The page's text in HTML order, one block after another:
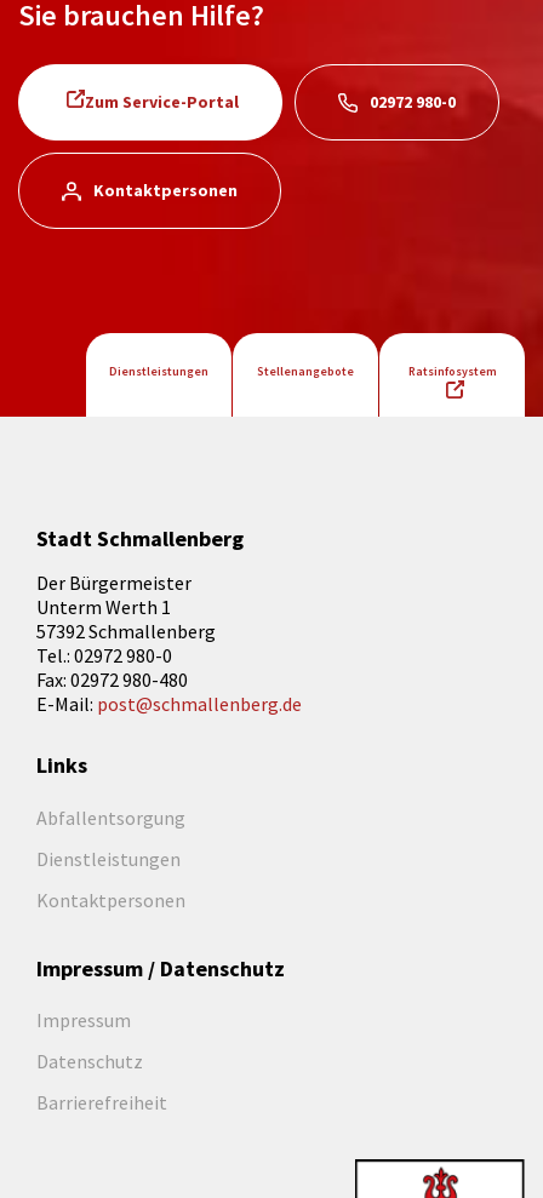
Sie brauchen Hilfe?
Zum Service-Portal 02972 980-0
Kontaktpersonen
Dienstleistungen Stellenangebote Ratsinfosystem
Stadt Schmallenberg
Der Bürgermeister
Unterm Werth 1
57392 Schmallenberg
Tel.: 02972 980-0
Fax: 02972 980-480
E-Mail: post@schmallenberg.de
Links
Abfallentsorgung
Dienstleistungen
Kontaktpersonen
Impressum / Datenschutz
Impressum
Datenschutz
Barrierefreiheit